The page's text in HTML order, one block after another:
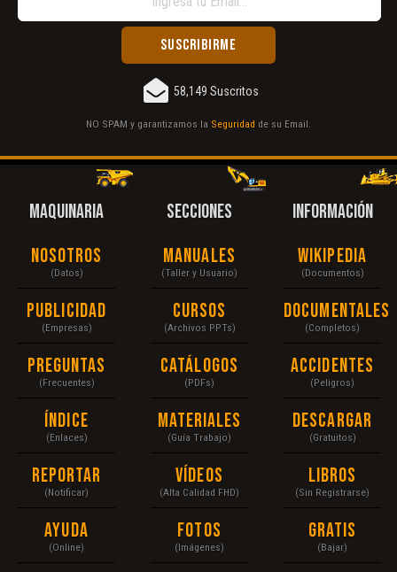
58,149 Suscritos
NO SPAM y garantizamos la Seguridad de su Email.
MAQUINARIA
Nosotros
(Datos)
Publicidad
(Empresas)
Preguntas
(Frecuentes)
Índice
(Enlaces)
Reportar
(Notificar)
Ayuda
(Online)
SECCIONES
Manuales
(Taller y Usuario)
Cursos
(Archivos PPTs)
Catálogos
(PDFs)
Materiales
(Guía Trabajo)
Vídeos
(Alta Calidad FHD)
Fotos
(Imágenes)
INFORMACIÓN
Wikipedia
(Documentos)
Documentales
(Completos)
Accidentes
(Peligros)
Descargar
(Gratuitos)
Libros
(Sin Registrarse)
Gratis
(Bajar)